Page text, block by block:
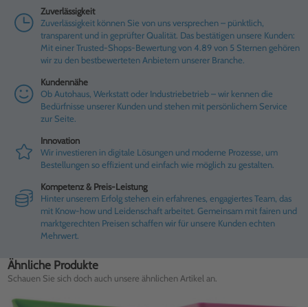
Zuverlässigkeit
Zuverlässigkeit können Sie von uns versprechen – pünktlich,
transparent und in geprüfter Qualität. Das bestätigen unsere Kunden:
Mit einer Trusted-Shops-Bewertung von 4.89 von 5 Sternen gehören
wir zu den bestbewerteten Anbietern unserer Branche.
Kundennähe
Ob Autohaus, Werkstatt oder Industriebetrieb – wir kennen die
Bedürfnisse unserer Kunden und stehen mit persönlichem Service
zur Seite.
Innovation
Wir investieren in digitale Lösungen und moderne Prozesse, um
Bestellungen so effizient und einfach wie möglich zu gestalten.
Kompetenz & Preis-Leistung
Hinter unserem Erfolg stehen ein erfahrenes, engagiertes Team, das
mit Know-how und Leidenschaft arbeitet. Gemeinsam mit fairen und
marktgerechten Preisen schaffen wir für unsere Kunden echten
Mehrwert.
Ähnliche Produkte
Schauen Sie sich doch auch unsere ähnlichen Artikel an.